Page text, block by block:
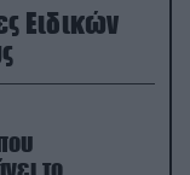
Ειδικών
το